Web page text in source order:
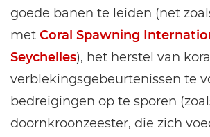
goede banen te leiden (net
met Coral Spawning
Seychelles), het herstel van
verblekingsgebeurtenissen te
bedreigingen op te sporen
doornkroonzeester, die zich